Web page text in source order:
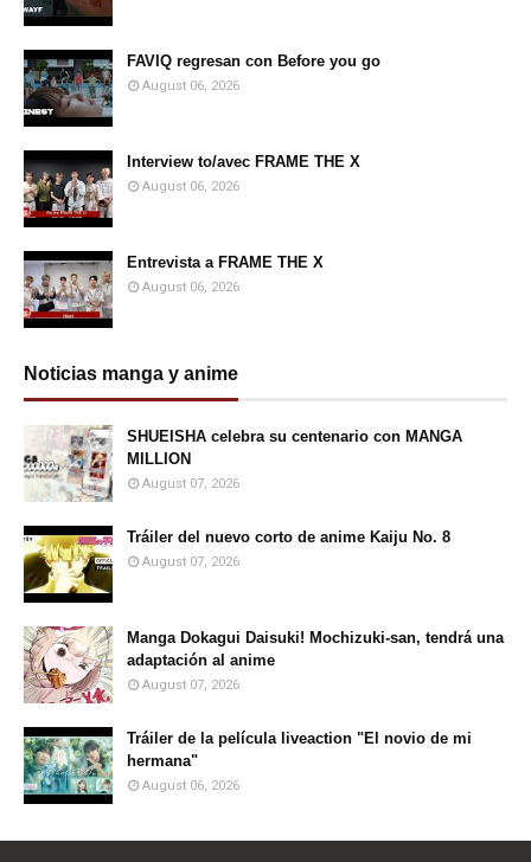
FAVIQ regresan con Before you go
August 06, 2026
Interview to/avec FRAME THE X
August 06, 2026
Entrevista a FRAME THE X
August 06, 2026
Noticias manga y anime
SHUEISHA celebra su centenario con MANGA
MILLION
August 07, 2026
Tráiler del nuevo corto de anime Kaiju No. 8
August 07, 2026
Manga Dokagui Daisuki! Mochizuki-san, tendrá una
adaptación al anime
August 07, 2026
Tráiler de la película liveaction "El novio de mi
hermana"
August 06, 2026